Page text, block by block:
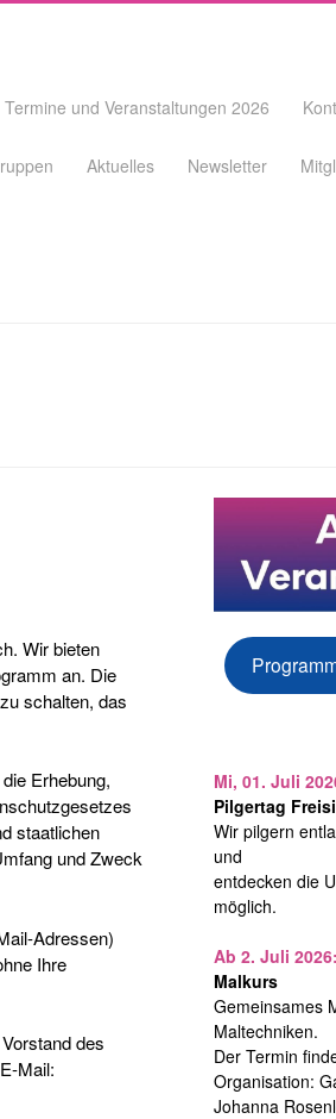
Termine und Veranstaltungen 2026
Aktuelles Newsletter
Wir bieten
an. Die
schalten, das
Erhebung,
staatlichen
und Zweck
Adressen)
Ihre
des
Mail:
Mi, 01. Juli
Pilgertag
Wir pilgern
und
entdecken die
möglich.
Ab 2. Juli
Malkurs
Gemeinsames
Maltechniken.
Der Termin
Organisation:
Johanna